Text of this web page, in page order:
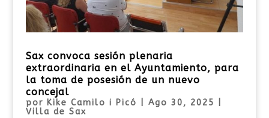
Sax convoca sesión plenaria
extraordinaria en el Ayuntamiento, para
la toma de posesión de un nuevo
concejal
por Kike Camilo i Picó Ago 30, 2025
Villa de Sax